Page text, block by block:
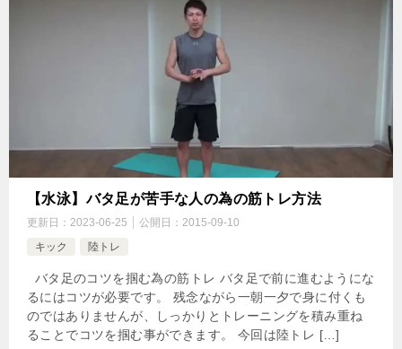
【水泳】バタ足が苦手な人の為の筋トレ方法
更新日： 2023-06-25 公開日： 2015-09-10
キック
陸トレ
バタ足のコツを掴む為の筋トレ バタ足で前に進むようにな
るにはコツが必要です。 残念ながら一朝一夕で身に付くも
のではありませんが、しっかりとトレーニングを積み重ね
ることでコツを掴む事ができます。 今回は陸トレ […]